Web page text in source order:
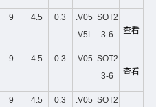
9 4.5 0.3
.V05
.V5L
SOT2
3-6
查看
9 4.5 0.3 .V05 SOT2
3-6
查看
9 4.5 0.3
.V05 SOT2